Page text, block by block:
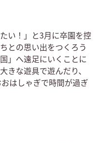
い！」と3月に卒園を控
との思い出をつくろう
」へ遠足にいくことに
きな遊具で遊んだり、
はしゃぎで時間が過ぎ